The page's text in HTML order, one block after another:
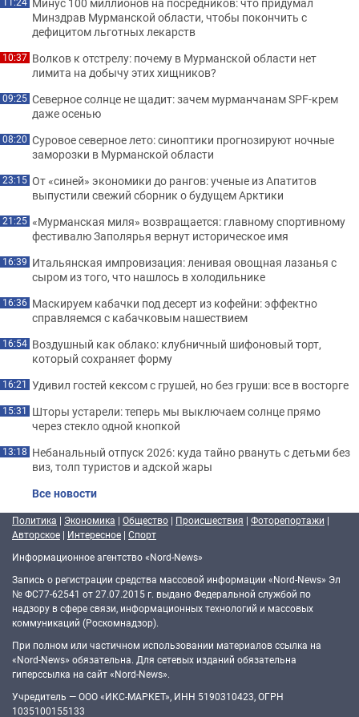
Минздрав Мурманской области, чтобы покончить с
дефицитом льготных лекарств
10:37 Волков к отстрелу: почему в Мурманской области нет
лимита на добычу этих хищников?
09:25 Северное солнце не щадит: зачем мурманчанам SPF-крем
даже осенью
08:20 Суровое северное лето: синоптики прогнозируют ночные
заморозки в Мурманской области
23:15 От «синей» экономики до рангов: ученые из Апатитов
выпустили свежий сборник о будущем Арктики
21:25 «Мурманская миля» возвращается: главному спортивному
фестивалю Заполярья вернут историческое имя
16:39 Итальянская импровизация: ленивая овощная лазанья с
сыром из того, что нашлось в холодильнике
16:36 Маскируем кабачки под десерт из кофейни: эффектно
справляемся с кабачковым нашествием
16:54 Воздушный как облако: клубничный шифоновый торт,
который сохраняет форму
16:21 Удивил гостей кексом с грушей, но без груши: все в восторге
15:31 Шторы устарели: теперь мы выключаем солнце прямо
через стекло одной кнопкой
13:18 Небанальный отпуск 2026: куда тайно рвануть с детьми без
виз, толп туристов и адской жары
Все новости
Политика | Экономика | Общество | Происшествия | Фоторепортажи |
Авторское | Интересное | Спорт
Информационное агентство «Nord-News»
Запись о регистрации средства массовой информации «Nord-News» Эл
№ ФС77-62541 от 27.07.2015 г. выдано Федеральной службой по
надзору в сфере связи, информационных технологий и массовых
коммуникаций (Роскомнадзор).
При полном или частичном использовании материалов ссылка на
«Nord-News» обязательна. Для сетевых изданий обязательна
гиперссылка на сайт «Nord-News».
Учредитель — ООО «ИКС-МАРКЕТ», ИНН 5190310423, ОГРН
1035100155133